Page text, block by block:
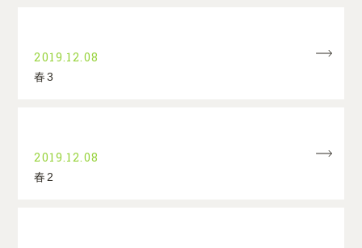
2019.12.08
春3
2019.12.08
春2